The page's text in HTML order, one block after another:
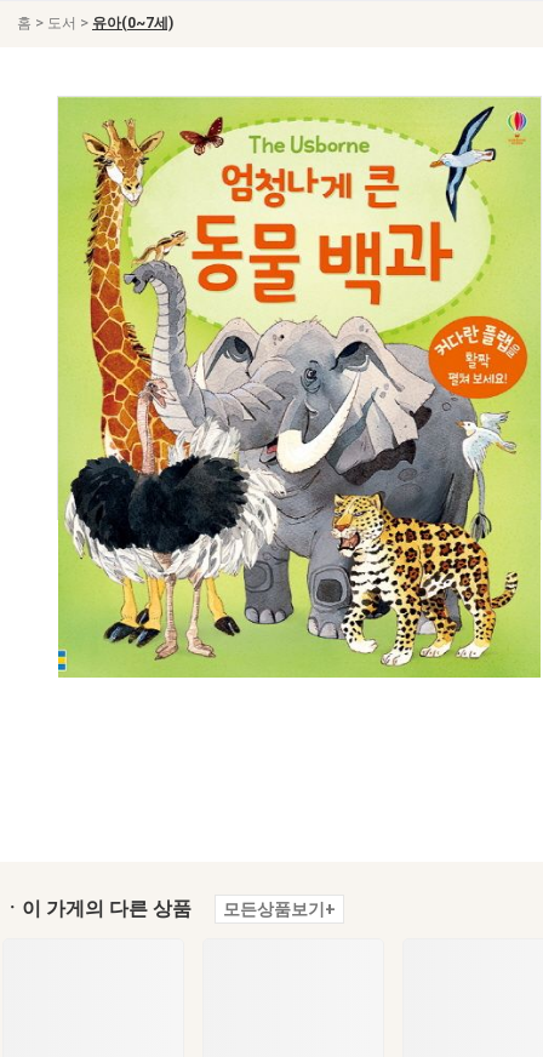
홈 > 도서 > 유아(0~7세)
ㆍ이 가게의 다른 상품 모든상품보기+